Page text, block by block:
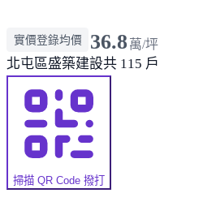
實價登錄均價 36.8 萬/坪
北屯區盛築建設共 115 戶
掃描 QR Code 撥打